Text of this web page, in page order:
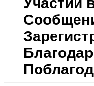
Участий